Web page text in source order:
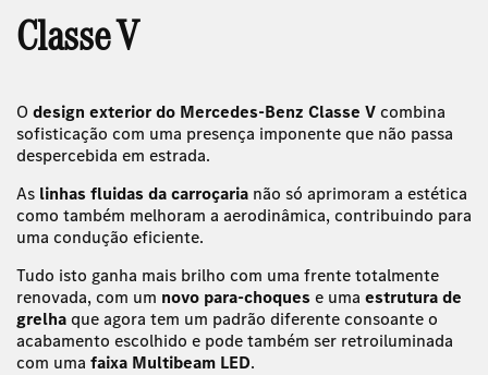
Classe V
O design exterior do Mercedes-Benz Classe Vcombina
sofisticação com uma presença imponente que não passa
despercebida em estrada.
As linhas fluidas da carroçaria não só aprimoram a estética
como também melhoram a aerodinâmica, contribuindo para
uma condução eficiente.
Tudo isto ganha mais brilho com uma frente totalmente
renovada, com um novo para-choquese uma estrutura de
grelhaque agora tem um padrão diferente consoante o
acabamento escolhido e pode também ser retroiluminada
com uma faixa Multibeam LED.